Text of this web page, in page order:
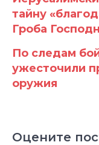
тайну
Гроба
По следам
ужесточили
оружия
Оцените